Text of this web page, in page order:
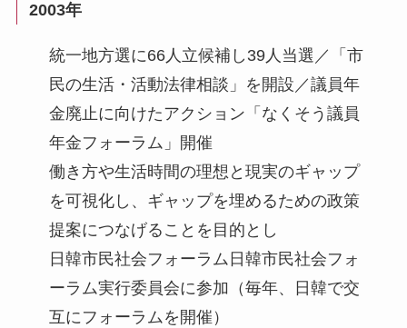
2003年
統一地方選に66人立候補し39人当選／「市
民の生活・活動法律相談」を開設／議員年
金廃止に向けたアクション「なくそう議員
年金フォーラム」開催
働き方や生活時間の理想と現実のギャップ
を可視化し、ギャップを埋めるための政策
提案につなげることを目的とし
日韓市民社会フォーラム日韓市民社会フォ
ーラム実行委員会に参加（毎年、日韓で交
互にフォーラムを開催）